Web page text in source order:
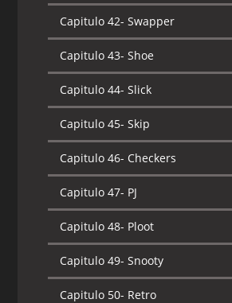
Capitulo 42- Swapper
Capitulo 43- Shoe
Capitulo 44- Slick
Capitulo 45- Skip
Capitulo 46- Checkers
Capitulo 47- PJ
Capitulo 48- Ploot
Capitulo 49- Snooty
Capitulo 50- Retro